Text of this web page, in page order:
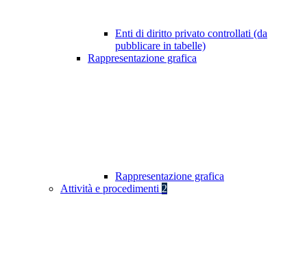
Enti di diritto privato controllati (da
pubblicare in tabelle)
Rappresentazione grafica
Rappresentazione grafica
Attività e procedimenti 2